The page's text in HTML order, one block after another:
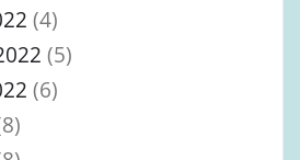
(4)
(5)
(6)